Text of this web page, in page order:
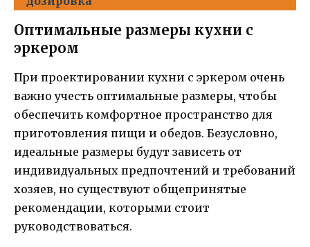
Оптимальные размеры кухни с
эркером
При проектировании кухни с эркером очень
важно учесть оптимальные размеры, чтобы
обеспечить комфортное пространство для
приготовления пищи и обедов. Безусловно,
идеальные размеры будут зависеть от
индивидуальных предпочтений и требований
хозяев, но существуют общепринятые
рекомендации, которыми стоит
руководствоваться.